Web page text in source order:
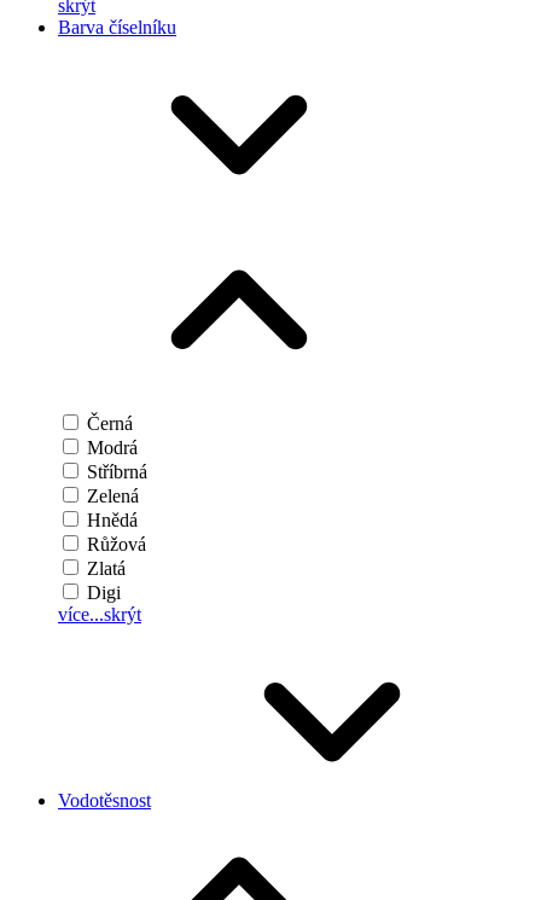
skrýt
Barva číselníku
Černá
Modrá
Stříbrná
Zelená
Hnědá
Růžová
Zlatá
Digi
více...skrýt
Vodotěsnost